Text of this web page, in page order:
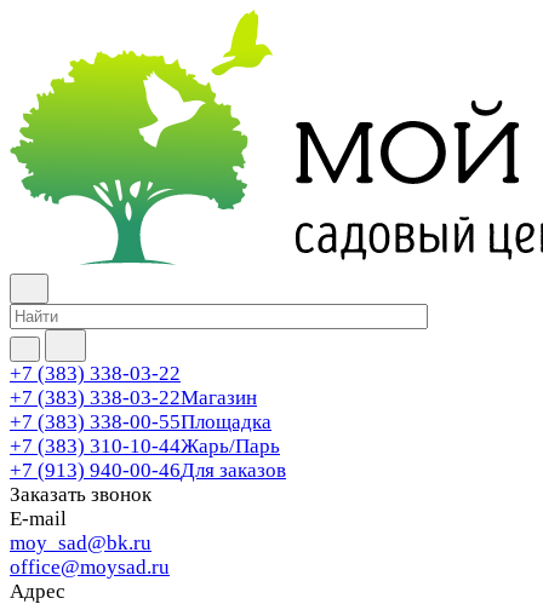
+7 (383) 338-03-22
+7 (383) 338-03-22Магазин
+7 (383) 338-00-55Площадка
+7 (383) 310-10-44Жарь/Парь
+7 (913) 940-00-46Для заказов
Заказать звонок
E-mail
moy_sad@bk.ru
office@moysad.ru
Адрес